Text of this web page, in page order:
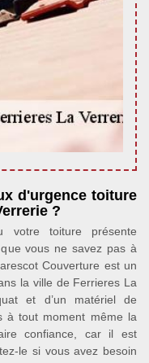
d'urgence toiture
?
toiture présente
vous ne savez pas à
Couverture est un
la ville de Ferrieres La
et d’un matériel de
à tout moment même la
confiance, car il est
le si vous avez besoin